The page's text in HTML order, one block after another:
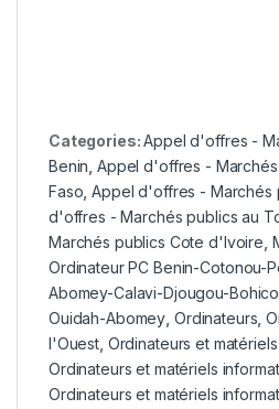
Categories:Appel d'offres -
Benin ,Appel d'offres - Marchés
Faso ,Appel d'offres - Marchés
d'offres - Marchés publics au
Marchés publics Cote d'Ivoire
Ordinateur PC Benin-Cotonou-
Abomey-Calavi-Djougou-
Ouidah-Abomey Ordinateurs ,
l'Ouest Ordinateurs et
Ordinateurs et matériels
Ordinateurs et matériels